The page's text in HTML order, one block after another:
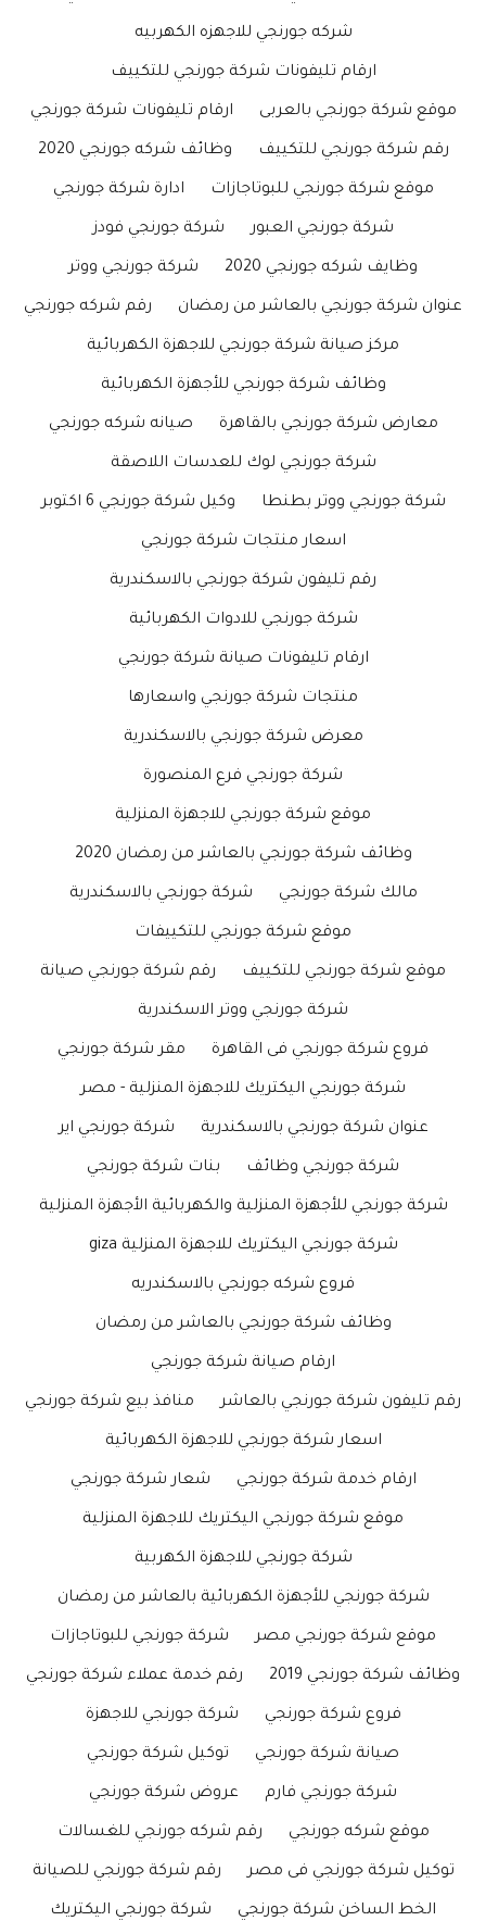
شركه جورنجي للاجهزه الكهربيه
ارقام تليفونات شركة جورنجي للتكييف
موقع شركة جورنجي بالعربى ارقام تليفونات شركة جورنجي
رقم شركة جورنجي للتكييف وظائف شركه جورنجي 2020
موقع شركة جورنجي للبوتاجازات ادارة شركة جورنجي
شركة جورنجي العبور شركة جورنجي فودز
وظايف شركه جورنجي 2020 شركة جورنجي ووتر
عنوان شركة جورنجي بالعاشر من رمضان رقم شركه جورنجي
مركز صيانة شركة جورنجي للاجهزة الكهربائية
وظائف شركة جورنجي للأجهزة الكهربائية
معارض شركة جورنجي بالقاهرة صيانه شركه جورنجي
شركة جورنجي لوك للعدسات اللاصقة
شركة جورنجي ووتر بطنطا وكيل شركة جورنجي 6 اكتوبر
اسعار منتجات شركة جورنجي
رقم تليفون شركة جورنجي بالاسكندرية
شركة جورنجي للادوات الكهربائية
ارقام تليفونات صيانة شركة جورنجي
منتجات شركة جورنجي واسعارها
معرض شركة جورنجي بالاسكندرية
شركة جورنجي فرع المنصورة
موقع شركة جورنجي للاجهزة المنزلية
وظائف شركة جورنجي بالعاشر من رمضان 2020
مالك شركة جورنجي شركة جورنجي بالاسكندرية
موقع شركة جورنجي للتكييفات
موقع شركة جورنجي للتكييف رقم شركة جورنجي صيانة
شركة جورنجي ووتر الاسكندرية
فروع شركة جورنجي فى القاهرة مقر شركة جورنجي
شركة جورنجي اليكتريك للاجهزة المنزلية - مصر
عنوان شركة جورنجي بالاسكندرية شركة جورنجي اير
شركة جورنجي وظائف بنات شركة جورنجي
شركة جورنجي للأجهزة المنزلية والكهربائية الأجهزة المنزلية
شركة جورنجي اليكتريك للاجهزة المنزلية giza
فروع شركه جورنجي بالاسكندريه
وظائف شركة جورنجي بالعاشر من رمضان
ارقام صيانة شركة جورنجي
رقم تليفون شركة جورنجي بالعاشر منافذ بيع شركة جورنجي
اسعار شركة جورنجي للاجهزة الكهربائية
ارقام خدمة شركة جورنجي شعار شركة جورنجي
موقع شركة جورنجي اليكتريك للاجهزة المنزلية
شركة جورنجي للاجهزة الكهربية
شركة جورنجي للأجهزة الكهربائية بالعاشر من رمضان
موقع شركة جورنجي مصر شركة جورنجي للبوتاجازات
وظائف شركة جورنجي 2019 رقم خدمة عملاء شركة جورنجي
فروع شركة جورنجي شركة جورنجي للاجهزة
صيانة شركة جورنجي توكيل شركة جورنجي
شركة جورنجي فارم عروض شركة جورنجي
موقع شركه جورنجي رقم شركه جورنجي للغسالات
توكيل شركة جورنجي فى مصر رقم شركة جورنجي للصيانة
الخط الساخن شركة جورنجي شركة جورنجي اليكتريك